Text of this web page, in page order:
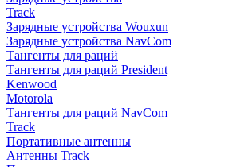
Track
Зарядные устройства Wouxun
Зарядные устройства NavCom
Тангенты для раций
Тангенты для раций President
Kenwood
Motorola
Тангенты для раций NavCom
Track
Портативные антенны
Антенны Track